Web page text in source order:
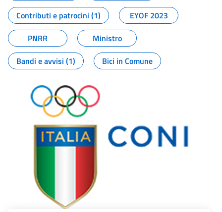
Contributi e patrocini (1)
EYOF 2023
PNRR
Ministro
Bandi e avvisi (1)
Bici in Comune